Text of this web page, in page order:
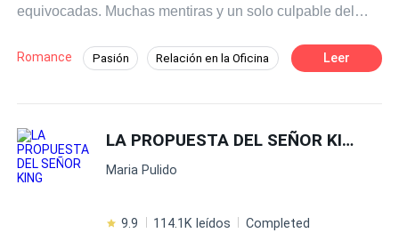
equivocadas. Muchas mentiras y un solo culpable del
que debes seguir con todas sus mentiras? ¿Aceptarías
su loca propuesta?
Romance Pasión Relación en la Oficina Leer
LA PROPUESTA DEL SEÑOR KING
Maria Pulido
9.9 114.1K leídos Completed